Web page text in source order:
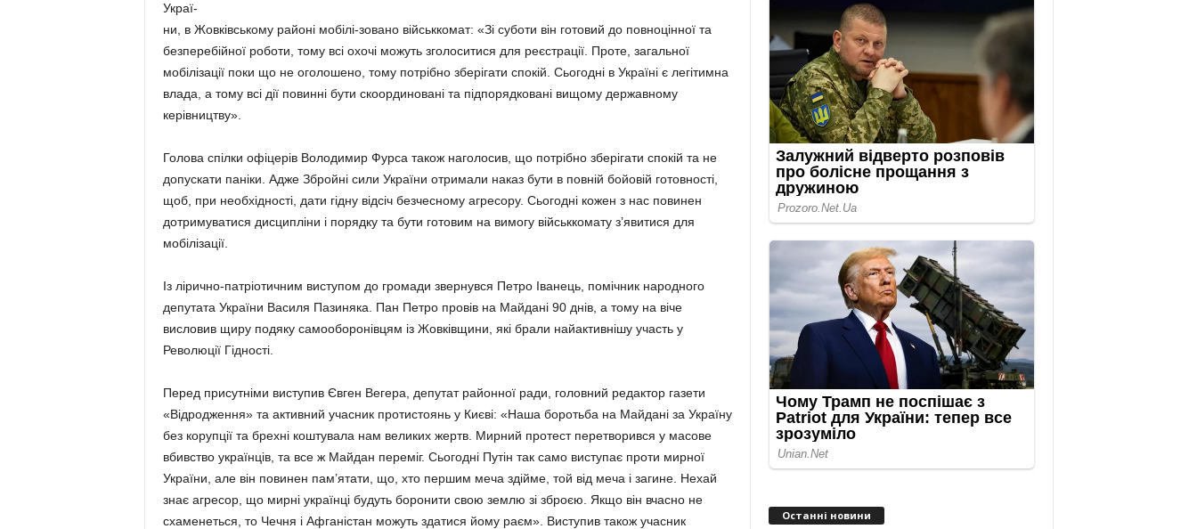
Украї-
ни, в Жовківському районі мобілі-зовано військкомат: «Зі суботи він готовий до повноцінної та
безперебійної роботи, тому всі охочі можуть зголоситися для реєстрації. Проте, загальної
мобілізації поки що не оголошено, тому потрібно зберігати спокій. Сьогодні в Україні є легітимна
влада, а тому всі дії повинні бути скоординовані та підпорядковані вищому державному
керівництву».
Голова спілки офіцерів Володимир Фурса також наголосив, що потрібно зберігати спокій та не
допускати паніки. Адже Збройні сили України отримали наказ бути в повній бойовій готовності,
щоб, при необхідності, дати гідну відсіч безчесному агресору. Сьогодні кожен з нас повинен
дотримуватися дисципліни і порядку та бути готовим на вимогу військкомату з’явитися для
мобілізації.
Із лірично-патріотичним виступом до громади звернувся Петро Іванець, помічник народного
депутата України Василя Пазиняка. Пан Петро провів на Майдані 90 днів, а тому на віче
висловив щиру подяку самооборонівцям із Жовківщини, які брали найактивнішу участь у
Революції Гідності.
Перед присутніми виступив Євген Вегера, депутат районної ради, головний редактор газети
«Відродження» та активний учасник протистоянь у Києві: «Наша боротьба на Майдані за Україну
без корупції та брехні коштувала нам великих жертв. Мирний протест перетворився у масове
вбивство українців, та все ж Майдан переміг. Сьогодні Путін так само виступає проти мирної
України, але він повинен пам’ятати, що, хто першим меча здійме, той від меча і загине. Нехай
знає агресор, що мирні українці будуть боронити свою землю зі зброєю. Якщо він вчасно не
схаменеться, то Чечня і Афганістан можуть здатися йому раєм». Виступив також учасник
Останні новини